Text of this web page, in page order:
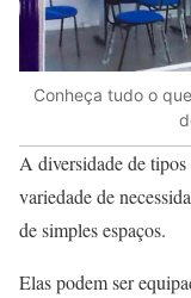
Conheça tudo o
A diversidade de
variedade de
de simples espaços.
Elas podem ser